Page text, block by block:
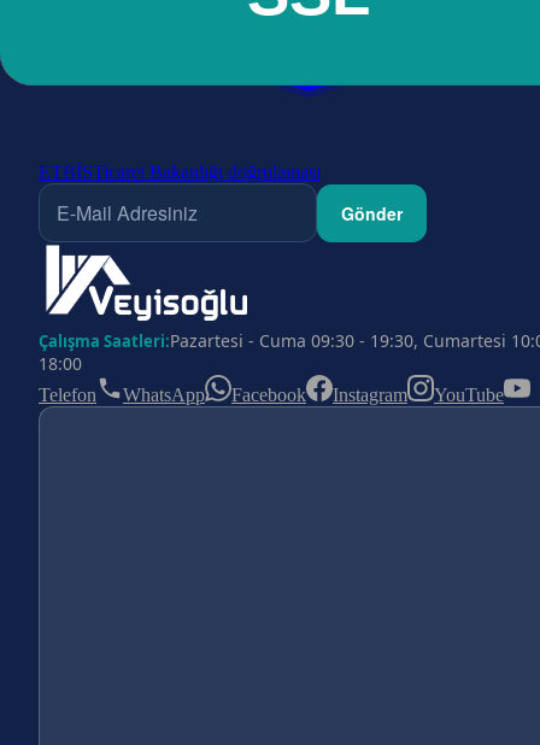
ETBİSTicaret Bakanlığı doğrulaması
Gönder
Çalışma Saatleri:Pazartesi - Cuma 09:30 - 19:30, Cumartesi
18:00
Telefon WhatsApp Facebook Instagram YouTube